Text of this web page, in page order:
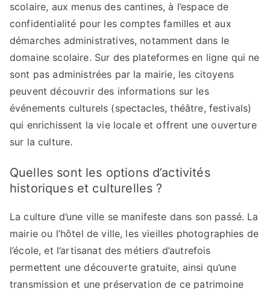
scolaire, aux menus des cantines, à l’espace de
confidentialité pour les comptes familles et aux
démarches administratives, notamment dans le
domaine scolaire. Sur des plateformes en ligne qui ne
sont pas administrées par la mairie, les citoyens
peuvent découvrir des informations sur les
événements culturels (spectacles, théâtre, festivals)
qui enrichissent la vie locale et offrent une ouverture
sur la culture.
Quelles sont les options d’activités
historiques et culturelles ?
La culture d’une ville se manifeste dans son passé. La
mairie ou l’hôtel de ville, les vieilles photographies de
l’école, et l’artisanat des métiers d’autrefois
permettent une découverte gratuite, ainsi qu’une
transmission et une préservation de ce patrimoine